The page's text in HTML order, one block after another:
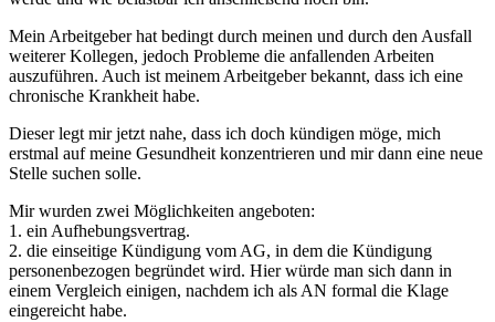
Mein Arbeitgeber hat bedingt durch meinen und durch den Ausfall
weiterer Kollegen, jedoch Probleme die anfallenden Arbeiten
auszuführen. Auch ist meinem Arbeitgeber bekannt, dass ich eine
chronische Krankheit habe.
Dieser legt mir jetzt nahe, dass ich doch kündigen möge, mich
erstmal auf meine Gesundheit konzentrieren und mir dann eine neue
Stelle suchen solle.
Mir wurden zwei Möglichkeiten angeboten:
1. ein Aufhebungsvertrag.
2. die einseitige Kündigung vom AG, in dem die Kündigung
personenbezogen begründet wird. Hier würde man sich dann in
einem Vergleich einigen, nachdem ich als AN formal die Klage
eingereicht habe.